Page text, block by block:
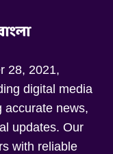
28, 2021,
digital media
accurate news,
updates. Our
with reliable